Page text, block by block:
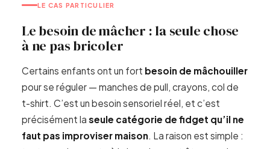
LE CAS PARTICULIER
Le besoin de mâcher : la seule chose
à ne pas bricoler
Certains enfants ont un fort besoin de mâchouiller
pour se réguler — manches de pull, crayons, col de
t-shirt. C’est un besoin sensoriel réel, et c’est
précisément laseule catégorie de fidget qu’il ne
faut pas improviser maison . La raison est simple :